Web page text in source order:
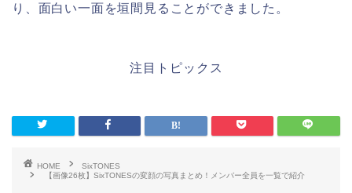
り、面白い一面を垣間見ることができました。
注目トピックス
HOME
SixTONES
【画像26枚】SixTONESの変顔の写真まとめ！メンバー全員を一覧で紹介